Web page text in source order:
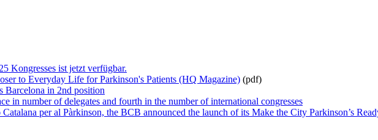
Kongresses ist jetzt verfügbar.
to Everyday Life for Parkinson's Patients (HQ Magazine) (pdf)
Barcelona in 2nd position
in number of delegates and fourth in the number of international congresses
per al Pàrkinson, the BCB announced the launch of its Make the City Parkinson’s